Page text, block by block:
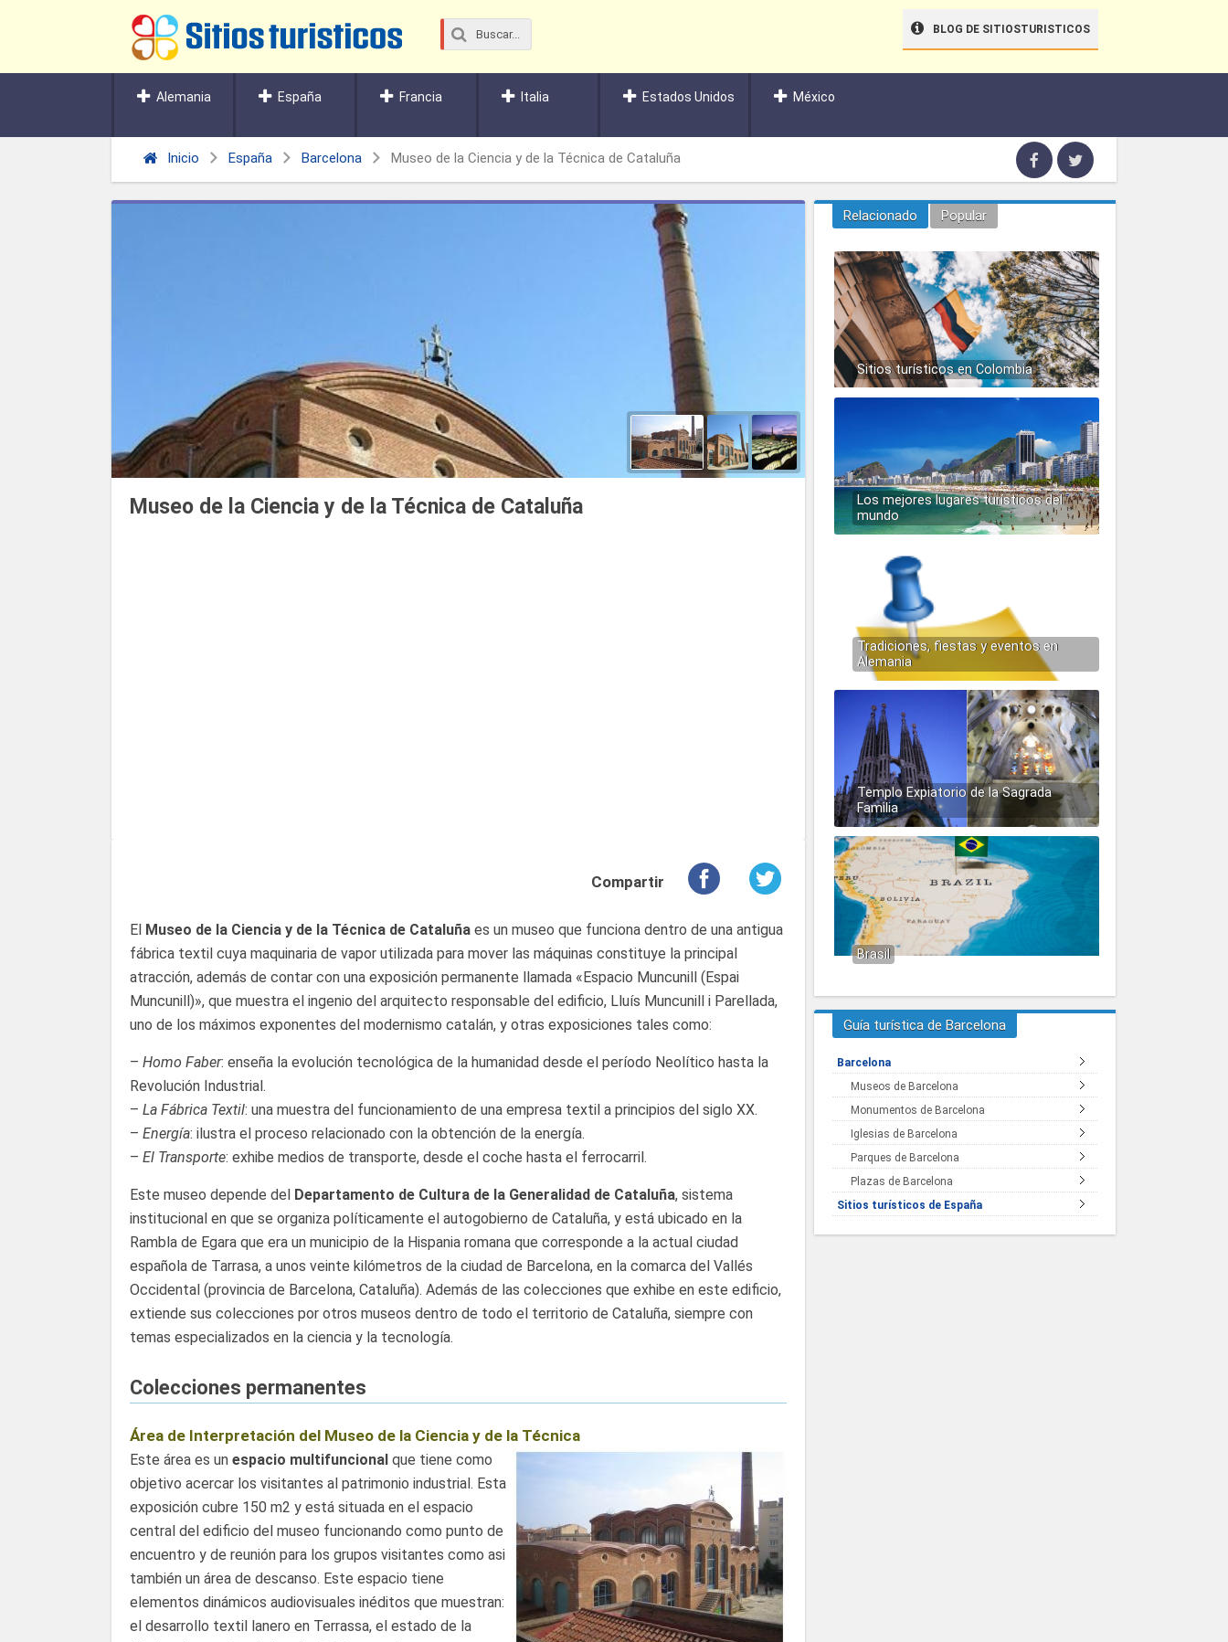
BLOG DE SITIOSTURISTICOS
Alemania España Francia Italia Estados Unidos México
Inicio España Barcelona Museo de la Ciencia y de la Técnica de Cataluña
Museo de la Ciencia y de la Técnica de Cataluña
Compartir
El Museo de la Ciencia y de la Técnica de Cataluña es un museo que funciona dentro de una antigua
fábrica textil cuya maquinaria de vapor utilizada para mover las máquinas constituye la principal
atracción, además de contar con una exposición permanente llamada «Espacio Muncunill (Espai
Muncunill)», que muestra el ingenio del arquitecto responsable del edificio, Lluís Muncunill i Parellada,
uno de los máximos exponentes del modernismo catalán, y otras exposiciones tales como:
– Homo Faber: enseña la evolución tecnológica de la humanidad desde el período Neolítico hasta la
Revolución Industrial.
– La Fábrica Textil: una muestra del funcionamiento de una empresa textil a principios del siglo XX.
– Energía: ilustra el proceso relacionado con la obtención de la energía.
– El Transporte: exhibe medios de transporte, desde el coche hasta el ferrocarril.
Este museo depende del Departamento de Cultura de la Generalidad de Cataluña, sistema
institucional en que se organiza políticamente el autogobierno de Cataluña, y está ubicado en la
Rambla de Egara que era un municipio de la Hispania romana que corresponde a la actual ciudad
española de Tarrasa, a unos veinte kilómetros de la ciudad de Barcelona, en la comarca del Vallés
Occidental (provincia de Barcelona, Cataluña). Además de las colecciones que exhibe en este edificio,
extiende sus colecciones por otros museos dentro de todo el territorio de Cataluña, siempre con
temas especializados en la ciencia y la tecnología.
Colecciones permanentes
Área de Interpretación del Museo de la Ciencia y de la Técnica
Este área es un espacio multifuncional que tiene como
objetivo acercar los visitantes al patrimonio industrial. Esta
exposición cubre 150 m2 y está situada en el espacio
central del edificio del museo funcionando como punto de
encuentro y de reunión para los grupos visitantes como asi
también un área de descanso. Este espacio tiene
elementos dinámicos audiovisuales inéditos que muestran:
el desarrollo textil lanero en Terrassa, el estado de la
Relacionado Popular
Sitios turísticos en Colombia
Los mejores lugares turísticos del
mundo
Tradiciones, fiestas y eventos en
Alemania
Templo Expiatorio de la Sagrada
Familia
Brasil
Guía turística de Barcelona
Barcelona
Museos de Barcelona
Monumentos de Barcelona
Iglesias de Barcelona
Parques de Barcelona
Plazas de Barcelona
Sitios turísticos de España